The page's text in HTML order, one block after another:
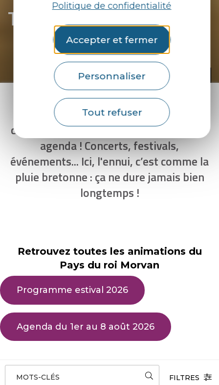
Politique de confidentialité
Accepter et fermer
Personnaliser
Tout refuser
© A. Lamoureux
Tout l’agenda- page 6
Si vous pensez qu’il ne se passe rien,
c’est que vous n’avez pas consulté notre
agenda ! Concerts, festivals,
événements... Ici, l'ennui, c’est comme la
pluie bretonne : ça ne dure jamais bien
longtemps !
Retrouvez toutes les animations du
Pays du roi Morvan
Programme estival 2026
Agenda du 1er au 8 août 2026
MOTS-CLÉS FILTRES